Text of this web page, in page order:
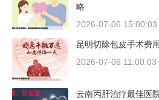
略
2026-07-06 15:00:03
昆明切除包皮手术费
2026-07-06 11:00:03
云南丙肝治疗最佳医